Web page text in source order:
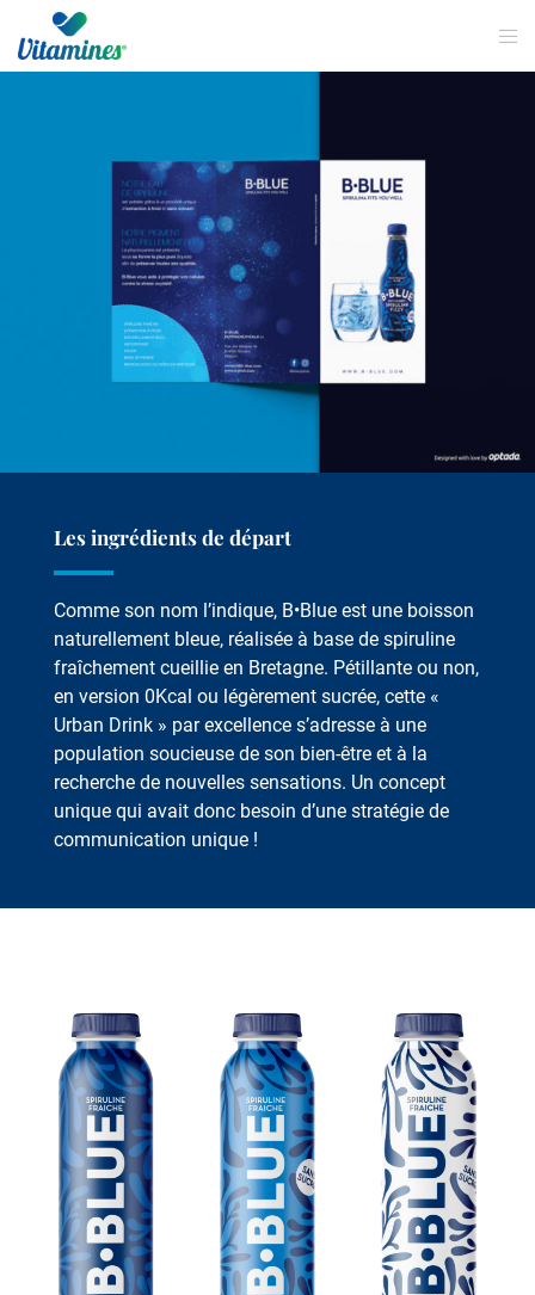
Les ingrédients de départ
Comme son nom l’indique, B•Blue est une boisson
naturellement bleue, réalisée à base de spiruline
fraîchement cueillie en Bretagne. Pétillante ou non,
en version 0Kcal ou légèrement sucrée, cette «
Urban Drink » par excellence s’adresse à une
population soucieuse de son bien-être et à la
recherche de nouvelles sensations. Un concept
unique qui avait donc besoin d’une stratégie de
communication unique !